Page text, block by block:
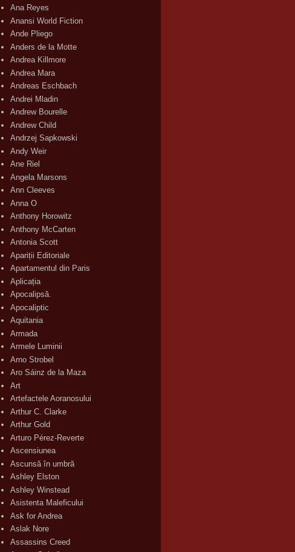
Ana Reyes
Anansi World Fiction
Ande Pliego
Anders de la Motte
Andrea Killmore
Andrea Mara
Andreas Eschbach
Andrei Mladin
Andrew Bourelle
Andrew Child
Andrzej Sapkowski
Andy Weir
Ane Riel
Angela Marsons
Ann Cleeves
Anna O
Anthony Horowitz
Anthony McCarten
Antonia Scott
Apariții Editoriale
Apartamentul din Paris
Aplicația
Apocalipsă.
Apocaliptic
Aquitania
Armada
Armele Luminii
Arno Strobel
Aro Sáinz de la Maza
Art
Artefactele Aoranosului
Arthur C. Clarke
Arthur Gold
Arturo Pérez-Reverte
Ascensiunea
Ascunsă în umbră
Ashley Elston
Ashley Winstead
Asistenta Maleficului
Ask for Andrea
Aslak Nore
Assassins Creed